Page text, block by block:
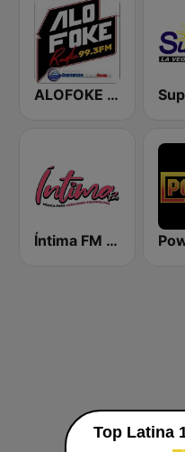
ALOFOKE 99.3 FM
Íntima FM Santiago